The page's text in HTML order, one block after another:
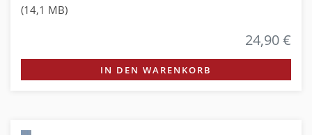
(14,1 MB)
24,90 €
IN DEN WARENKORB